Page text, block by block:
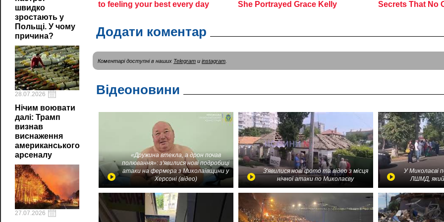
швидко
зростають у
Польщі. У чому
причина?
28.07.2026
Нічим воювати
далі: Трамп
визнав
виснаження
американського
арсеналу
27.07.2026
Додати коментар
Коментарі доступні в наших Telegram и instagram
Відеоновини
«Дружина втекла, а дрон почав
полювання»: з'явилися нові подробиці
атаки на фермера з Миколаївщини у
Херсоні (відео)
З'явилися нові фото та відео з місця
нічної атаки по Миколаєву
У Миколаєві
ЛШМД, який